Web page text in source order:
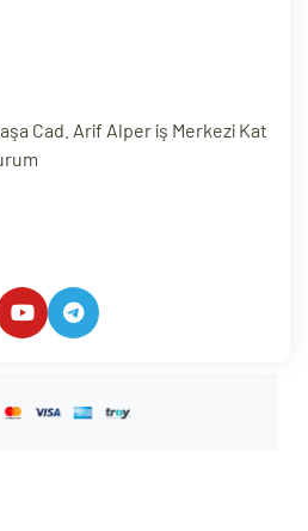
Cad. Arif Alper iş Merkezi Kat